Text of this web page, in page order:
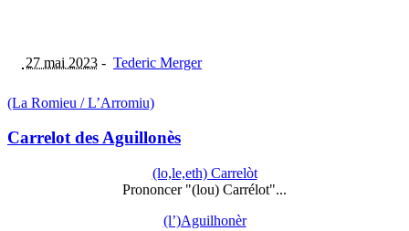
27 mai 2023 - Tederic Merger
(La Romieu / L’Arromiu)
Carrelot des Aguillonès
(lo,le,eth) Carrelòt
Prononcer "(lou) Carrélot"...
(l’)Aguilhonèr